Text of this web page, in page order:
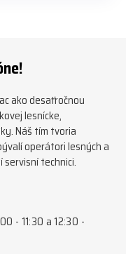
#deitmer
ako desaťročnou
lesnícke,
Náš tím tvoria
operátori lesných a
technici.
- 11:30 a 12:30 -